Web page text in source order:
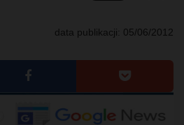
data publikacji: 05/06/2012